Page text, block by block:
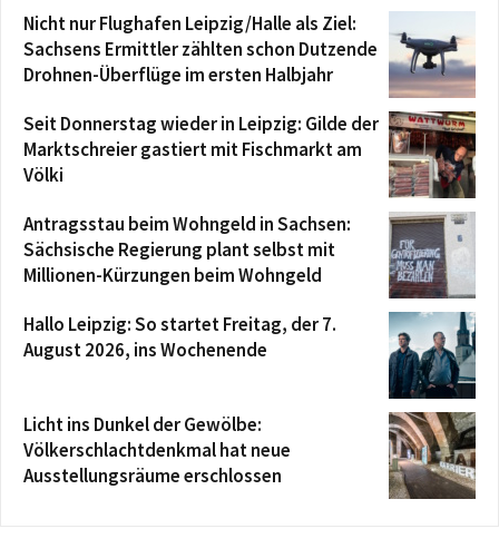
Nicht nur Flughafen Leipzig/Halle als Ziel:
Sachsens Ermittler zählten schon Dutzende
Drohnen-Überflüge im ersten Halbjahr
Seit Donnerstag wieder in Leipzig: Gilde der
Marktschreier gastiert mit Fischmarkt am
Völki
Antragsstau beim Wohngeld in Sachsen:
Sächsische Regierung plant selbst mit
Millionen-Kürzungen beim Wohngeld
Hallo Leipzig: So startet Freitag, der 7.
August 2026, ins Wochenende
Licht ins Dunkel der Gewölbe:
Völkerschlachtdenkmal hat neue
Ausstellungsräume erschlossen